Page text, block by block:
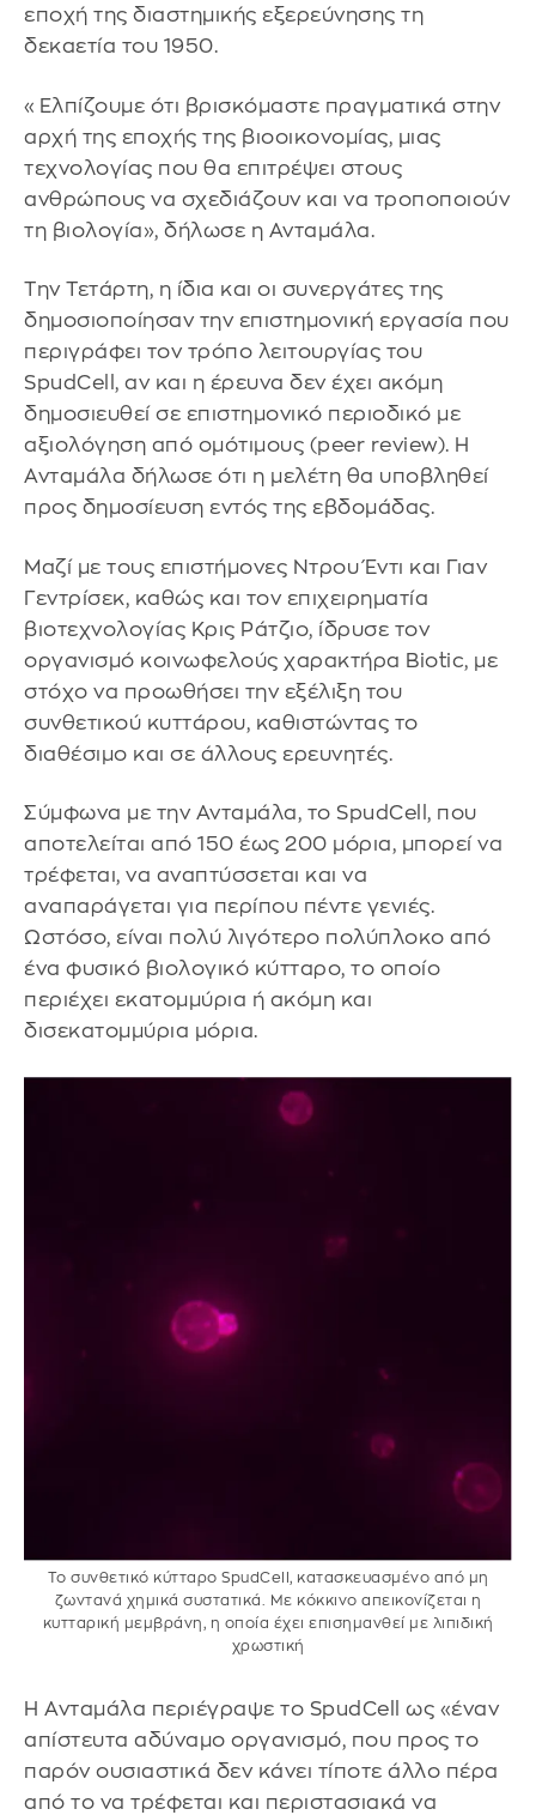
εποχή της διαστημικής εξερεύνησης τη
δεκαετία του 1950.
«Ελπίζουμε ότι βρισκόμαστε πραγματικά στην
αρχή της εποχής της βιοοικονομίας, μιας
τεχνολογίας που θα επιτρέψει στους
ανθρώπους να σχεδιάζουν και να τροποποιούν
τη βιολογία», δήλωσε η Ανταμάλα.
Την Τετάρτη, η ίδια και οι συνεργάτες της
δημοσιοποίησαν την επιστημονική εργασία που
περιγράφει τον τρόπο λειτουργίας του
SpudCell, αν και η έρευνα δεν έχει ακόμη
δημοσιευθεί σε επιστημονικό περιοδικό με
αξιολόγηση από ομότιμους (peer review). Η
Ανταμάλα δήλωσε ότι η μελέτη θα υποβληθεί
προς δημοσίευση εντός της εβδομάδας.
Μαζί με τους επιστήμονες Ντρου Έντι και Γιαν
Γεντρίσεκ, καθώς και τον επιχειρηματία
βιοτεχνολογίας Κρις Ράτζιο, ίδρυσε τον
οργανισμό κοινωφελούς χαρακτήρα Biotic, με
στόχο να προωθήσει την εξέλιξη του
συνθετικού κυττάρου, καθιστώντας το
διαθέσιμο και σε άλλους ερευνητές.
Σύμφωνα με την Ανταμάλα, το SpudCell, που
αποτελείται από 150 έως 200 μόρια, μπορεί να
τρέφεται, να αναπτύσσεται και να
αναπαράγεται για περίπου πέντε γενιές.
Ωστόσο, είναι πολύ λιγότερο πολύπλοκο από
ένα φυσικό βιολογικό κύτταρο, το οποίο
περιέχει εκατομμύρια ή ακόμη και
δισεκατομμύρια μόρια.
Το συνθετικό κύτταρο SpudCell, κατασκευασμένο από μη
ζωντανά χημικά συστατικά. Με κόκκινο απεικονίζεται η
κυτταρική μεμβράνη, η οποία έχει επισημανθεί με λιπιδική
χρωστική
Η Ανταμάλα περιέγραψε το SpudCell ως «έναν
απίστευτα αδύναμο οργανισμό, που προς το
παρόν ουσιαστικά δεν κάνει τίποτε άλλο πέρα
από το να τρέφεται και περιστασιακά να